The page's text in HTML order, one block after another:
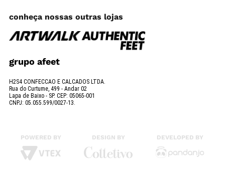
conheça nossas outras lojas
grupo afeet
H2S4 CONFECCAO E CALCADOS LTDA.
Rua do Curtume, 499 - Andar 02
Lapa de Baixo - SP. CEP: 05065-001
CNPJ: 05.055.599/0027-13.
POWERED BY DESIGN BY DEVELOPED BY